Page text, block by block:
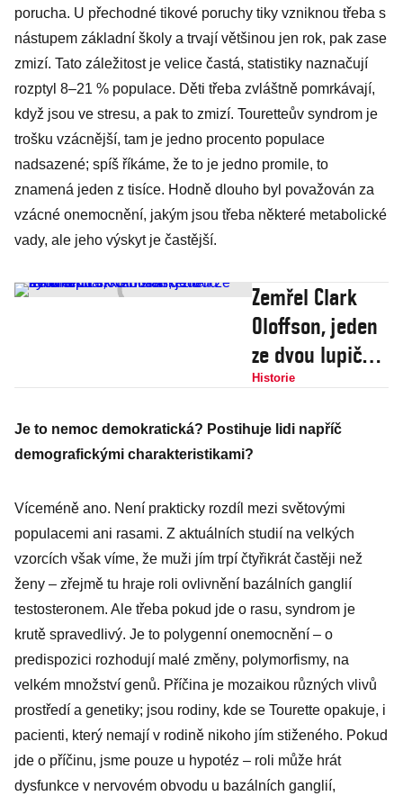
porucha. U přechodné tikové poruchy tiky vzniknou třeba s
nástupem základní školy a trvají většinou jen rok, pak zase
zmizí. Tato záležitost je velice častá, statistiky naznačují
rozptyl 8–21 % populace. Děti třeba zvláštně pomrkávají,
když jsou ve stresu, a pak to zmizí. Touretteův syndrom je
trošku vzácnější, tam je jedno procento populace
nadsazené; spíš říkáme, že to je jedno promile, to
znamená jeden z tisíce. Hodně dlouho byl považován za
vzácné onemocnění, jakým jsou třeba některé metabolické
vady, ale jeho výskyt je častější.
Zemřel Clark
Oloffson, jeden
ze dvou lupičů,
kteří stáli u
fenoménu
o syndromu
Historie
Je to nemoc demokratická? Postihuje lidi napříč
demografickými charakteristikami?
Víceméně ano. Není prakticky rozdíl mezi světovými
populacemi ani rasami. Z aktuálních studií na velkých
vzorcích však víme, že muži jím trpí čtyřikrát častěji než
ženy – zřejmě tu hraje roli ovlivnění bazálních ganglií
testosteronem. Ale třeba pokud jde o rasu, syndrom je
krutě spravedlivý. Je to polygenní onemocnění – o
predispozici rozhodují malé změny, polymorfismy, na
velkém množství genů. Příčina je mozaikou různých vlivů
prostředí a genetiky; jsou rodiny, kde se Tourette opakuje, i
pacienti, který nemají v rodině nikoho jím stiženého. Pokud
jde o příčinu, jsme pouze u hypotéz – roli může hrát
dysfunkce v nervovém obvodu u bazálních ganglií,